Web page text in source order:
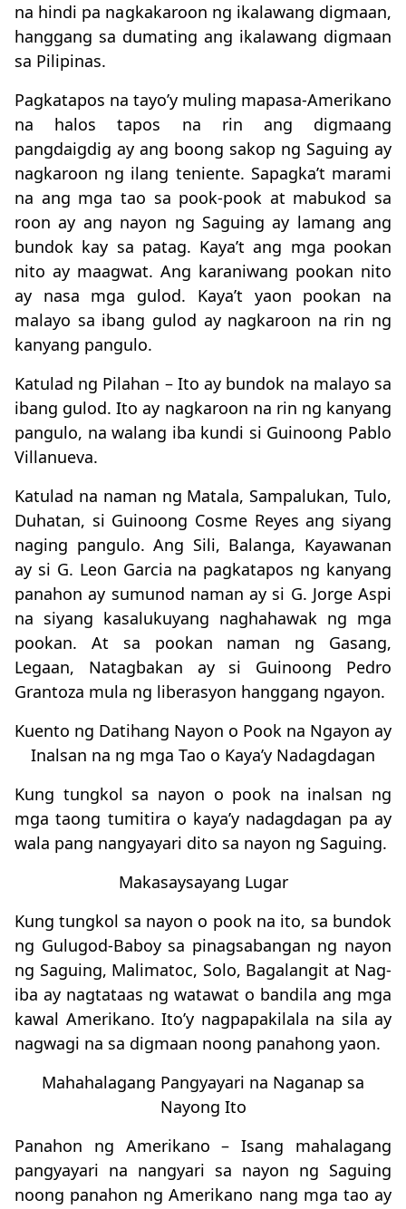
na hindi pa nagkakaroon ng ikalawang digmaan,
hanggang sa dumating ang ikalawang digmaan
sa Pilipinas.
Pagkatapos na tayo’y muling mapasa-Amerikano
na halos tapos na rin ang digmaang
pangdaigdig ay ang boong sakop ng Saguing ay
nagkaroon ng ilang teniente. Sapagka’t marami
na ang mga tao sa pook-pook at mabukod sa
roon ay ang nayon ng Saguing ay lamang ang
bundok kay sa patag. Kaya’t ang mga pookan
nito ay maagwat. Ang karaniwang pookan nito
ay nasa mga gulod. Kaya’t yaon pookan na
malayo sa ibang gulod ay nagkaroon na rin ng
kanyang pangulo.
Katulad ng Pilahan – Ito ay bundok na malayo sa
ibang gulod. Ito ay nagkaroon na rin ng kanyang
pangulo, na walang iba kundi si Guinoong Pablo
Villanueva.
Katulad na naman ng Matala, Sampalukan, Tulo,
Duhatan, si Guinoong Cosme Reyes ang siyang
naging pangulo. Ang Sili, Balanga, Kayawanan
ay si G. Leon Garcia na pagkatapos ng kanyang
panahon ay sumunod naman ay si G. Jorge Aspi
na siyang kasalukuyang naghahawak ng mga
pookan. At sa pookan naman ng Gasang,
Legaan, Natagbakan ay si Guinoong Pedro
Grantoza mula ng liberasyon hanggang ngayon.
Kuento ng Datihang Nayon o Pook na Ngayon ay
Inalsan na ng mga Tao o Kaya’y Nadagdagan
Kung tungkol sa nayon o pook na inalsan ng
mga taong tumitira o kaya’y nadagdagan pa ay
wala pang nangyayari dito sa nayon ng Saguing.
Makasaysayang Lugar
Kung tungkol sa nayon o pook na ito, sa bundok
ng Gulugod-Baboy sa pinagsabangan ng nayon
ng Saguing, Malimatoc, Solo, Bagalangit at Nag-
iba ay nagtataas ng watawat o bandila ang mga
kawal Amerikano. Ito’y nagpapakilala na sila ay
nagwagi na sa digmaan noong panahong yaon.
Mahahalagang Pangyayari na Naganap sa
Nayong Ito
Panahon ng Amerikano – Isang mahalagang
pangyayari na nangyari sa nayon ng Saguing
noong panahon ng Amerikano nang mga tao ay